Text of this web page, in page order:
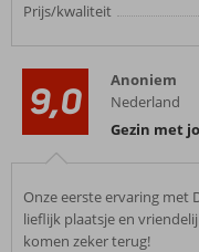
Prijs/kwaliteit
9,0
Anoniem
Nederland
Gezin met
Onze eerste ervaring met
lieflijk plaatsje en
komen zeker terug!